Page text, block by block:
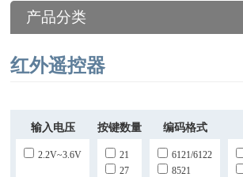
产品分类
红外遥控器
输入电压 按键数量 编码格式
2.2V~3.6V
21
27
6121/6122
8521